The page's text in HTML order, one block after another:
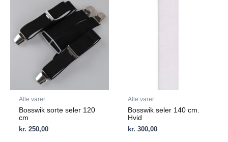
Alle varer
Bosswik sorte seler 120
cm
kr. 250,00
flere
varianter.
Mulighederne
varesiden
Alle varer
Bosswik seler 140 cm.
Hvid
kr. 300,00
varesiden